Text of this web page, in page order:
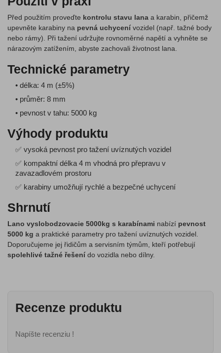
Před použitím proveďte kontrolu stavu lana a karabin, přičemž
upevněte karabiny na pevná uchycení vozidel (např. tažné body
nebo rámy). Při tažení udržujte rovnoměrné napětí a vyhněte se
nárazovým zatížením, abyste zachovali životnost lana.
Technické parametry
• délka: 4 m (±5%)
• průměr: 8 mm
• pevnost v tahu: 5000 kg
Výhody produktu
✅ vysoká pevnost pro tažení uvíznutých vozidel
✅ kompaktní délka 4 m vhodná pro přepravu v
zavazadlovém prostoru
✅ karabiny umožňují rychlé a bezpečné uchycení
Shrnutí
Lano vyslobodzovacie 5000kg s karabínami nabízí pevnost
5000 kg a praktické parametry pro tažení uvíznutých vozidel.
Doporučujeme jej řidičům a servisním týmům, kteří potřebují
spolehlivé tažné řešení do vozidla nebo dílny.
Recenze produktu
Napíšte recenziu !